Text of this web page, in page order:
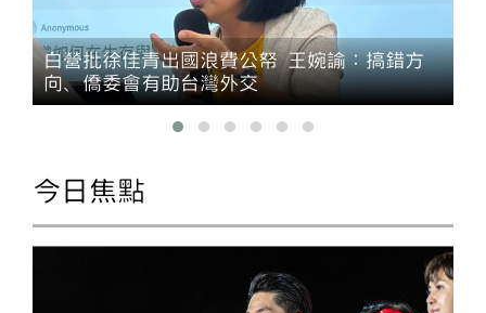
白營批徐佳青出國浪費公帑 王婉諭：搞錯方
向、僑委會有助台灣外交
今日焦點